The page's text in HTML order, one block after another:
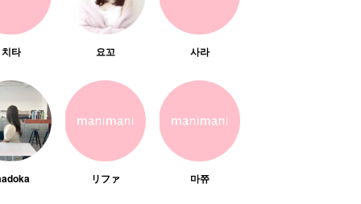
치타 요꼬 사라
リファ 마쮸